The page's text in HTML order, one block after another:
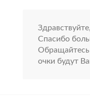
Спасибо
очки будут